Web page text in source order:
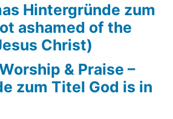
the
lord)
Hintergründe zum
ashamed of the
Christ)
& Praise –
zum Titel God is in